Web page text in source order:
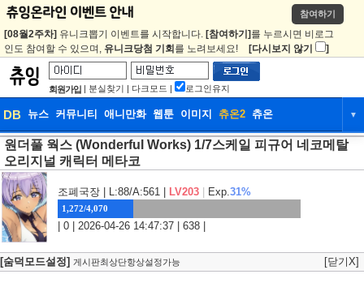
참여하기
[08월2주차] 유니크뽑기 이벤트를 시작합니다. [참여하기] 를 누르시면 비로그
인도 참여할 수 있으며, 유니크당첨 기회 를 노려보세요! [다시보지 않기 ]
회원가입 | 분실찾기 | 다크모드 | 로그인유지
DB 뉴스 커뮤니티 애니만화 웹툰 이미지 츄온2 츄온 ▼
DB 뉴스 커뮤니티 애니만화
웹툰
원더풀 웍스 (Wonderful Works) 1/7스케일 피규어 네코메탈
오리지널 캐릭터 메타코
조폐국장 | L:88/A:561 | LV203 Exp.31%
1,272/4,070
| 0 | 2026-04-26 14:47:37 | 638 |
[숨덕모드설정] 게시판최상단항상설정가능 [닫기X]